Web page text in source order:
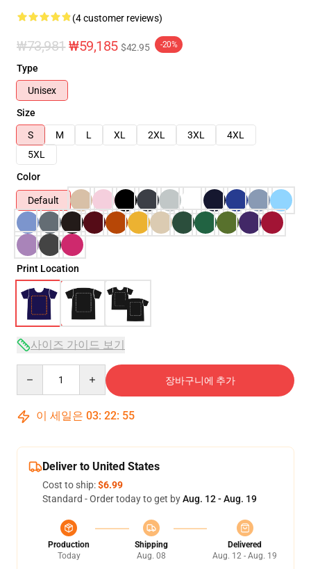
(4 customer reviews)
₩73,981 ₩59,185 $42.95 -20%
Type
Unisex
Size
S
M L XL 2XL 3XL
4XL
5XL
Color
Default
Print Location
사이즈 가이드 보기
장바구니에 추가
이 세일은 03: 22: 54
Deliver to United States
Cost to ship:$6.99
Standard - Order today to get byAug. 12 - Aug. 19
Production
Today
Shipping
Aug. 08
Delivered
Aug. 12 - Aug. 19